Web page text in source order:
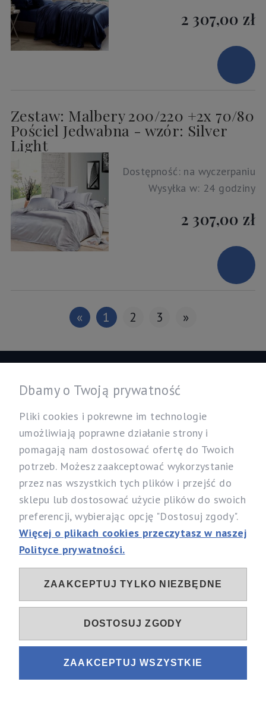
2 307,00 zł
Zestaw: Malbery 200/220 +2x 70/80
Pościel Jedwabna - wzór: Silver
Light
Dostępność: na wyczerpaniu
Wysyłka w: 24 godziny
2 307,00 zł
« 1 2 3 »
Nasz sklep
Specjalistyczny Sklep dla Alergików Mirosław Rybicki
Sobików 5, 05-530 Góra Kalwaria
woj. mazowieckie
Telefon:537 111 212, 731 603 303
Email:info@alergia-dom.pl
Sociale
Sklep internetowy Shoper.pl
Dbamy o Twoją prywatność
Pliki cookies i pokrewne im technologie
umożliwiają poprawne działanie strony i
pomagają nam dostosować ofertę do Twoich
potrzeb. Możesz zaakceptować wykorzystanie
przez nas wszystkich tych plików i przejść do
sklepu lub dostosować użycie plików do swoich
preferencji, wybierając opcję "Dostosuj zgody".
Więcej o plikach cookies przeczytasz w naszej
Polityce prywatności.
ZAAKCEPTUJ TYLKO NIEZBĘDNE
DOSTOSUJ ZGODY
ZAAKCEPTUJ WSZYSTKIE